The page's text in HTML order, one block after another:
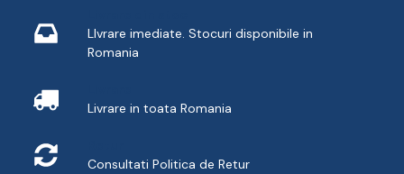
LIvrare imediate. Stocuri disponibile in
Romania
Livrare in toata Romania
Consultati Politica de Retur